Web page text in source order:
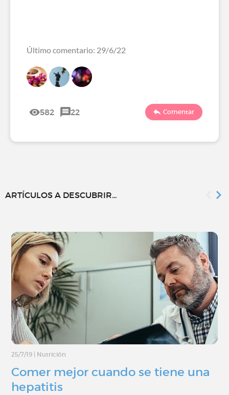
Último comentario: 29/6/22
582 22 Comentar
ARTÍCULOS A DESCUBRIR...
25/7/19 Nutrición
Comer mejor cuando se tiene una
hepatitis